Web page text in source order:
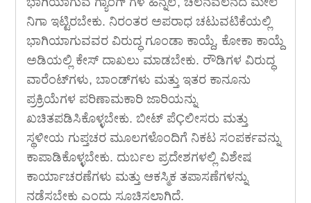
ನಿಗಾ ಇಟ್ಟಿರಬೇಕು. ನಿರಂತರ ಅಪರಾಧ ಚಟುವಟಿಕೆಯಲ್ಲಿ
ಭಾಗಿಯಾಗುವವರ ವಿರುದ್ಧ ಗೂಂಡಾ ಕಾಯ್ದೆ, ಕೋಕಾ ಕಾಯ್ದೆ
ಅಡಿಯಲ್ಲಿ ಕೇಸ್ ದಾಖಲು ಮಾಡಬೇಕು. ರೌಡಿಗಳ ವಿರುದ್ಧ
ವಾರೆಂಟ್‍ಗಳು, ಬಾಂಡ್‍ಗಳು ಮತ್ತು ಇತರ ಕಾನೂನು
ಪ್ರಕ್ರಿಯೆಗಳ ಪರಿಣಾಮಕಾರಿ ಜಾರಿಯನ್ನು
ಖಚಿತಪಡಿಸಿಕೊಳ್ಳಬೇಕು. ಬೀಟ್ ಪೆÇಲೀಸರು ಮತ್ತು
ಸ್ಥಳೀಯ ಗುಪ್ತಚರ ಮೂಲಗಳೊಂದಿಗೆ ನಿಕಟ ಸಂಪರ್ಕವನ್ನು
ಕಾಪಾಡಿಕೊಳ್ಳಬೇಕು. ದುರ್ಬಲ ಪ್ರದೇಶಗಳಲ್ಲಿ ವಿಶೇಷ
ಕಾರ್ಯಾಚರಣೆಗಳು ಮತ್ತು ಆಕಸ್ಮಿಕ ತಪಾಸಣೆಗಳನ್ನು
ನಡೆಸಬೇಕು ಎಂದು ಸೂಚಿಸಲಾಗಿದೆ.